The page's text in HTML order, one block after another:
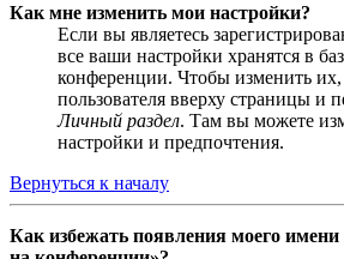
Как мне изменить мои настройки?
Если вы являетесь
все ваши настройки хранятся в
конференции. Чтобы изменить
пользователя вверху страницы и
Личный раздел. Там вы можете
настройки и предпочтения.
Вернуться к началу
Как избежать появления моего имени